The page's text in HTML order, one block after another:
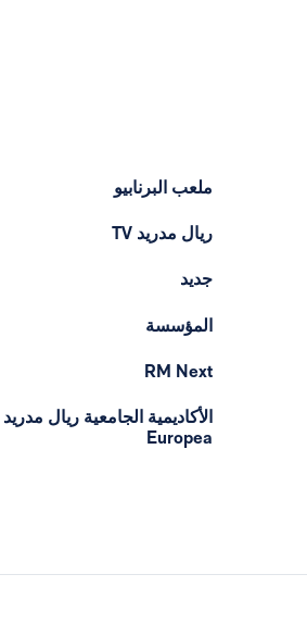
ملعب البرنابيو
ريال مدريد TV
جديد
المؤسسة
RM Next
Europea